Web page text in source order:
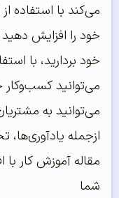
می‌کند با استفاده
خود را افزایش
خود بردارید، با
می‌توانید
می‌توانید به
ازجمله یادآوری‌ها،
شما